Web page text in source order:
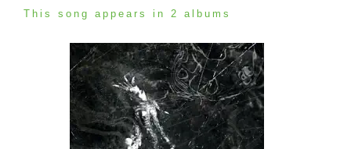
This song appears in 2 albums